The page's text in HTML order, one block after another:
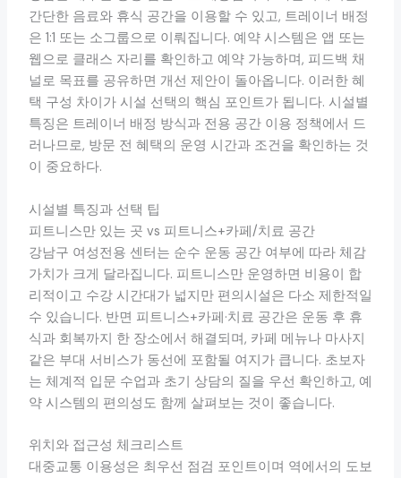
간단한 음료와 휴식 공간을 이용할 수 있고, 트레이너 배정
은 1:1 또는 소그룹으로 이뤄집니다. 예약 시스템은 앱 또는
웹으로 클래스 자리를 확인하고 예약 가능하며, 피드백 채
널로 목표를 공유하면 개선 제안이 돌아옵니다. 이러한 혜
택 구성 차이가 시설 선택의 핵심 포인트가 됩니다. 시설별
특징은 트레이너 배정 방식과 전용 공간 이용 정책에서 드
러나므로, 방문 전 혜택의 운영 시간과 조건을 확인하는 것
이 중요하다.
시설별 특징과 선택 팁
피트니스만 있는 곳 vs 피트니스+카페/치료 공간
강남구 여성전용 센터는 순수 운동 공간 여부에 따라 체감
가치가 크게 달라집니다. 피트니스만 운영하면 비용이 합
리적이고 수강 시간대가 넓지만 편의시설은 다소 제한적일
수 있습니다. 반면 피트니스+카페·치료 공간은 운동 후 휴
식과 회복까지 한 장소에서 해결되며, 카페 메뉴나 마사지
같은 부대 서비스가 동선에 포함될 여지가 큽니다. 초보자
는 체계적 입문 수업과 초기 상담의 질을 우선 확인하고, 예
약 시스템의 편의성도 함께 살펴보는 것이 좋습니다.
위치와 접근성 체크리스트
대중교통 이용성은 최우선 점검 포인트이며 역에서의 도보